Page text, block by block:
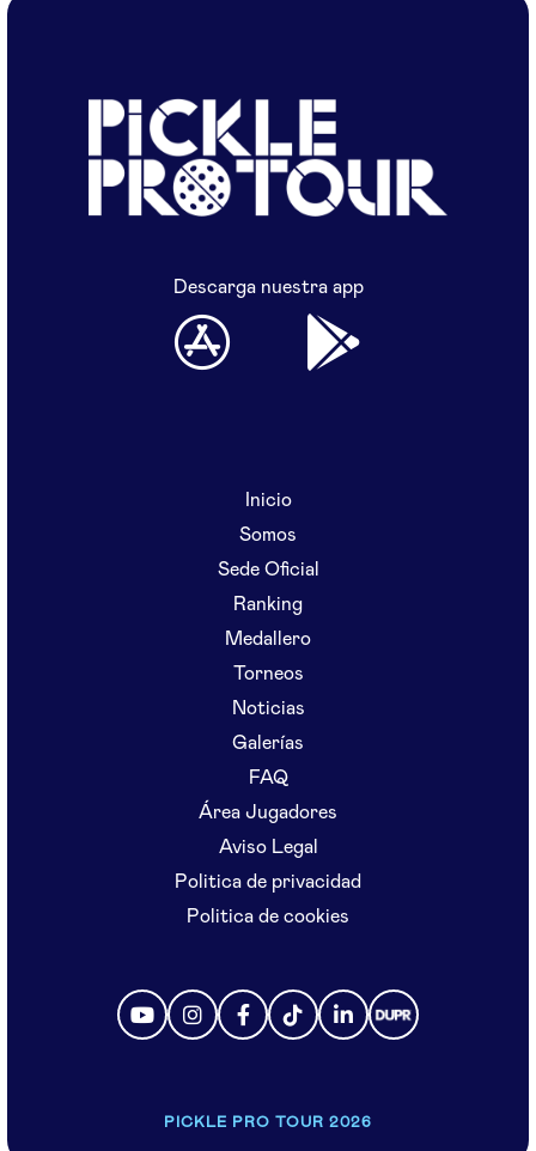
Descarga nuestra app
Inicio
Somos
Sede Oficial
Ranking
Medallero
Torneos
Noticias
Galerías
FAQ
Área Jugadores
Aviso Legal
Politica de privacidad
Politica de cookies
PICKLE PRO TOUR 2026